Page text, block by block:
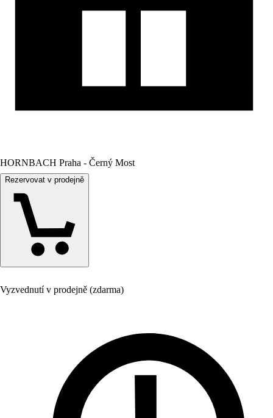
HORNBACH Praha - Černý Most
Rezervovat v prodejně
Vyzvednutí v prodejně (zdarma)